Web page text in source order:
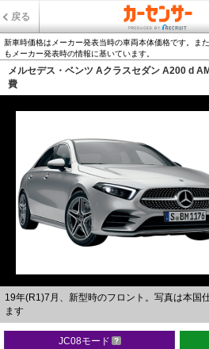
戻る
新車時価格はメーカー発表当時の車両本体価格です。ま
もメーカー発表時の情報に基いています。
メルセデス・ベンツ Aクラスセダン A200 d
費
19年(R1)7月、新型時のフロント。写真は本国
ます
JC08モード